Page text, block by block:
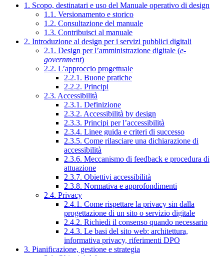
1. Scopo, destinatari e uso del Manuale operativo di design
1.1. Versionamento e storico
1.2. Consultazione del manuale
1.3. Contribuisci al manuale
2. Introduzione al design per i servizi pubblici digitali
2.1. Design per l’amministrazione digitale (e-
government)
2.2. L’approccio progettuale
2.2.1. Buone pratiche
2.2.2. Principi
2.3. Accessibilità
2.3.1. Definizione
2.3.2. Accessibilità by design
2.3.3. Principi per l’accessibilità
2.3.4. Linee guida e criteri di successo
2.3.5. Come rilasciare una dichiarazione di
accessibilità
2.3.6. Meccanismo di feedback e procedura di
attuazione
2.3.7. Obiettivi accessibilità
2.3.8. Normativa e approfondimenti
2.4. Privacy
2.4.1. Come rispettare la privacy sin dalla
progettazione di un sito o servizio digitale
2.4.2. Richiedi il consenso quando necessario
2.4.3. Le basi del sito web: architettura,
informativa privacy, riferimenti DPO
3. Pianificazione, gestione e strategia